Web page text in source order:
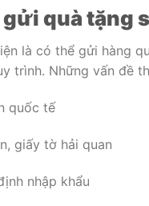
quà tặng
là có thể gửi hàng
trình. Những vấn đề
quốc tế
giấy tờ hải quan
nhập khẩu